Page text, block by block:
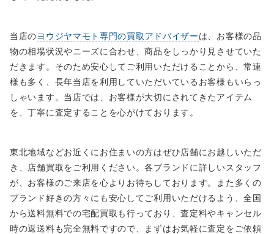
当店のヨウジヤマモト専門の買取アドバイザーは、お客様の品
物の相場状況やニーズに合わせ、商品をしっかり見させていた
だきます。そのため安心してご利用いただけることから、常連
様も多く、長年当店を利用していただいているお客様もいらっ
しゃいます。当店では、お客様が大切にされてきたアイテム
を、丁寧に査定することを心がけております。
東北地域などお近くにお住まいの方はぜひ店舗にお越しいただ
き、店舗買取をご利用ください。各ブランドに詳しいスタッフ
が、お客様のご来店を心よりお待ちしております。また多くの
ブランド好きの方々にも安心してご利用いただけるよう、全国
から送料無料での宅配買取も行っており、査定料やキャンセル
時の返送料も完全無料ですので、まずはお気軽に査定をご依頼